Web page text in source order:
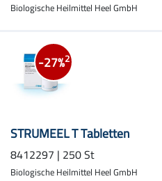
Biologische Heilmittel Heel GmbH
-27%2
STRUMEEL T Tabletten
8412297 | 250 St
Biologische Heilmittel Heel GmbH